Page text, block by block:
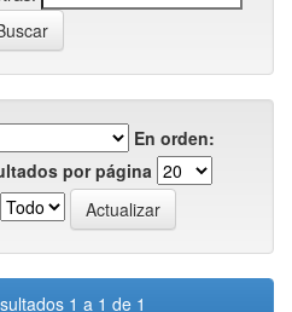
En orden:
por página
1 a 1 de 1